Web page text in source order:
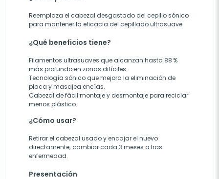
Reemplaza el cabezal desgastado del cepillo sónico
para mantener la eficacia del cepillado ultrasuave.
¿Qué beneficios tiene?
Filamentos ultrasuaves que alcanzan hasta 88 %
más profundo en zonas difíciles.
Tecnología sónico que mejora la eliminación de
placa y masajea encías.
Cabezal de fácil montaje y desmontaje para reciclar
menos plástico.
¿Cómo usar?
Retirar el cabezal usado y encajar el nuevo
directamente; cambiar cada 3 meses o tras
enfermedad.
Presentación